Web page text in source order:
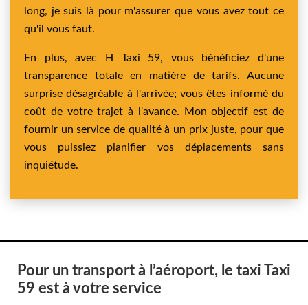
long, je suis là pour m'assurer que vous avez tout ce
qu'il vous faut.
En plus, avec H Taxi 59, vous bénéficiez d'une
transparence totale en matière de tarifs. Aucune
surprise désagréable à l'arrivée; vous êtes informé du
coût de votre trajet à l'avance. Mon objectif est de
fournir un service de qualité à un prix juste, pour que
vous puissiez planifier vos déplacements sans
inquiétude.
Pour un transport à l’aéroport, le taxi Taxi
59 est à votre service